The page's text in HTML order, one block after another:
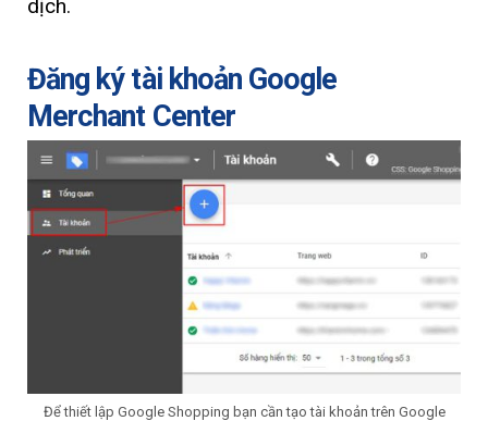
dịch.
Đăng ký tài khoản Google
Merchant Center
Để thiết lập Google Shopping bạn cần tạo tài khoản trên Google